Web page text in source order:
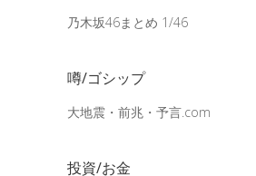
乃木坂46まとめ 1/46
噂/ゴシップ
大地震・前兆・予言.com
投資/お金